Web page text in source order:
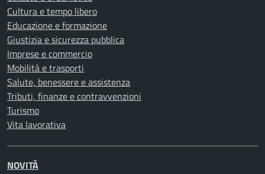
Cultura e tempo libero
Educazione e formazione
Giustizia e sicurezza pubblica
Imprese e commercio
Mobilità e trasporti
Salute, benessere e assistenza
Tributi, finanze e contravvenzioni
Turismo
Vita lavorativa
NOVITÀ